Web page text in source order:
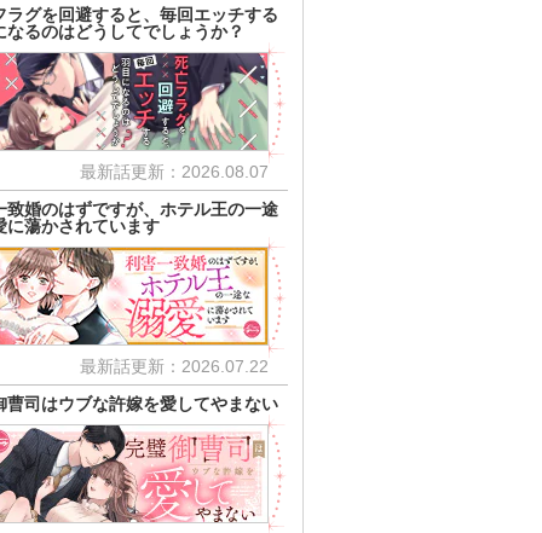
ラグを回避すると、毎回エッチする
なるのはどうしてでしょうか？
最新話更新：2026.08.07
致婚のはずですが、ホテル王の一途
に蕩かされています
最新話更新：2026.07.22
曹司はウブな許嫁を愛してやまない